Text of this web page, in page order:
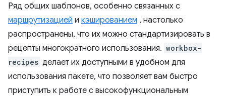
Ряд общих шаблонов, особенно связанных с
маршрутизацией и кэшированием , настолько
распространены, что их можно стандартизировать в
рецепты многократного использования. workbox-
recipes делает их доступными в удобном для
использования пакете, что позволяет вам быстро
приступить к работе с высокофункциональным